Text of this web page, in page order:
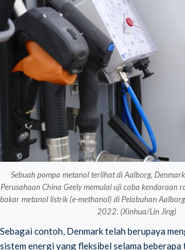
Sebuah pompa metanol terlihat di Aalborg,
Perusahaan China Geely memulai uji coba kendaraan
bakar metanol listrik (e-methanol) di Pelabuhan
2022. (Xinhua/Lin Jing)
Sebagai contoh, Denmark telah berupaya
sistem energi yang fleksibel selama beberapa